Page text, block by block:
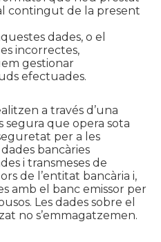
contingut de la present
dades, o el
incorrectes,
gestionar
efectuades.
a través d’una
segura que opera sota
per a les
bancàries
i transmeses de
de l’entitat bancària i,
amb el banc emissor per
Les dades sobre el
no s’emmagatzemen.